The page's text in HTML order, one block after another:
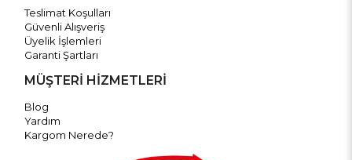
Teslimat Koşulları
Güvenli Alışveriş
Üyelik İşlemleri
Garanti Şartları
MÜŞTERİ HİZMETLERİ
Blog
Yardım
Kargom Nerede?